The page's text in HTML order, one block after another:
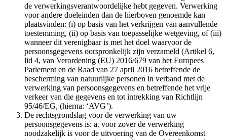
de verwerkingsverantwoordelijke hebt gegeven. Verwerking
voor andere doeleinden dan de hierboven genoemde kan
plaatsvinden: (i) op basis van het verkrijgen van aanvullende
toestemming, (ii) op basis van toepasselijke wetgeving, of (iii)
wanneer dit verenigbaar is met het doel waarvoor de
persoonsgegevens oorspronkelijk zijn verzameld (Artikel 6,
lid 4, van Verordening (EU) 2016/679 van het Europees
Parlement en de Raad van 27 april 2016 betreffende de
bescherming van natuurlijke personen in verband met de
verwerking van persoonsgegevens en betreffende het vrije
verkeer van die gegevens en tot intrekking van Richtlijn
95/46/EG, (hierna: ‘AVG’).
De rechtsgrondslag voor de verwerking van uw
persoonsgegevens is: a. voor zover de verwerking
noodzakelijk is voor de uitvoering van de Overeenkomst